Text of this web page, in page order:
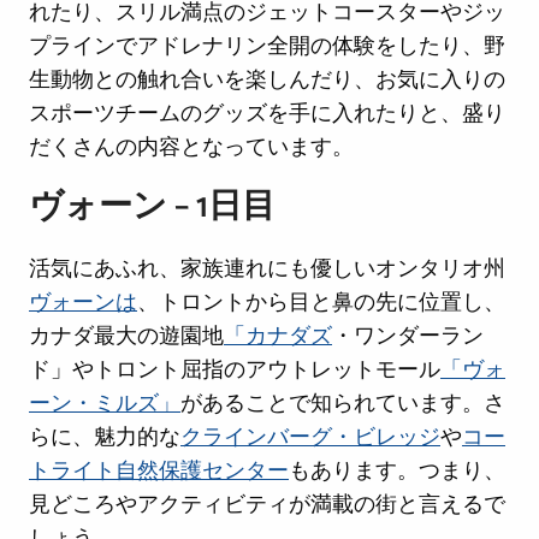
れたり、スリル満点のジェットコースターやジッ
プラインでアドレナリン全開の体験をしたり、野
生動物との触れ合いを楽しんだり、お気に入りの
スポーツチームのグッズを手に入れたりと、盛り
だくさんの内容となっています。
ヴォーン – 1日目
活気にあふれ、家族連れにも優しいオンタリオ州
ヴォーンは、トロントから目と鼻の先に位置し、
カナダ最大の遊園地 「カナダズ ・ワンダーラン
ド」やトロント屈指のアウトレットモール 「ヴォ
ーン・ミルズ」 があることで知られています。さ
らに、魅力的なクラインバーグ・ビレッジやコー
トライト自然保護センターもあります。つまり、
見どころやアクティビティが満載の街と言えるで